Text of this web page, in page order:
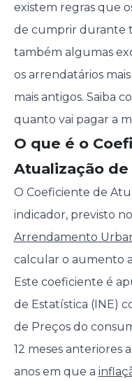
existem regras que
de cumprir durante
também algumas
os arrendatários
mais antigos. Saiba
quanto vai pagar a
O que é o
Atualização de
O Coeficiente de
indicador, previsto no
Arrendamento
calcular o aumento
Este coeficiente é
de Estatística (INE)
de Preços do
12 meses anteriores
anos em que a